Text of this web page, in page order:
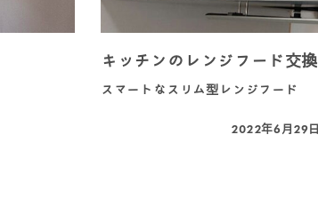
キッチンのレンジフード交換
スマートなスリム型レンジフード
2022年6月29日